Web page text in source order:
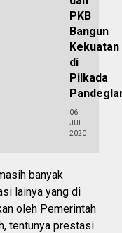
PKB
Bangun
Kekuatan
di
Pilkada
06
JUL
2020
banyak
lainya yang di
oleh Pemerintah
tentunya prestasi